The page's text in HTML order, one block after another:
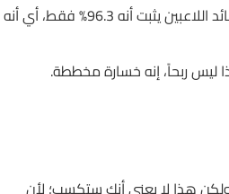
أولاً، لا تتوقع أن تكون “free” أي شيء أكثر من تسويق زائف، لأن كل مليم يُقابل حساباً دقيقاً يحدده البرنامج. في لعبة ميجا بول، متوسط عائد اللاعبين يثبت أنه 96.3% فقط، أي أنه
يكتشف النظام أن تلك الأرقام تُستَخدم بنسبة 2% فقط من اللاعبين. ولكن هذا لا يعني أنك ستكسب؛ لأن